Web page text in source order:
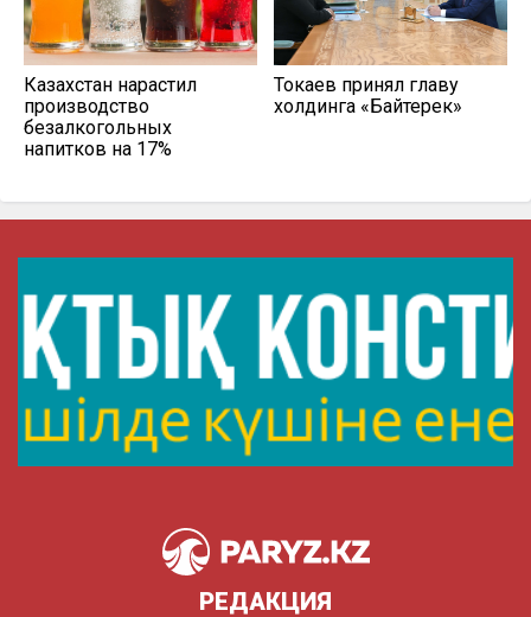
Казахстан нарастил
производство
безалкогольных
напитков на 17%
Токаев принял главу
холдинга «Байтерек»
РЕДАКЦИЯ